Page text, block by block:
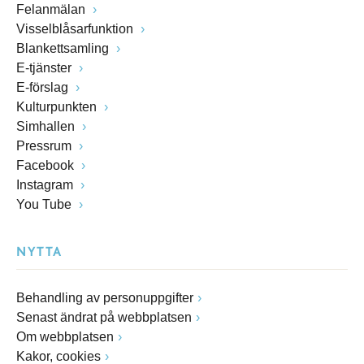
Felanmälan
Visselblåsarfunktion
Blankettsamling
E-tjänster
E-förslag
Kulturpunkten
Simhallen
Pressrum
Facebook
Instagram
You Tube
NYTTA
Behandling av personuppgifter
Senast ändrat på webbplatsen
Om webbplatsen
Kakor, cookies